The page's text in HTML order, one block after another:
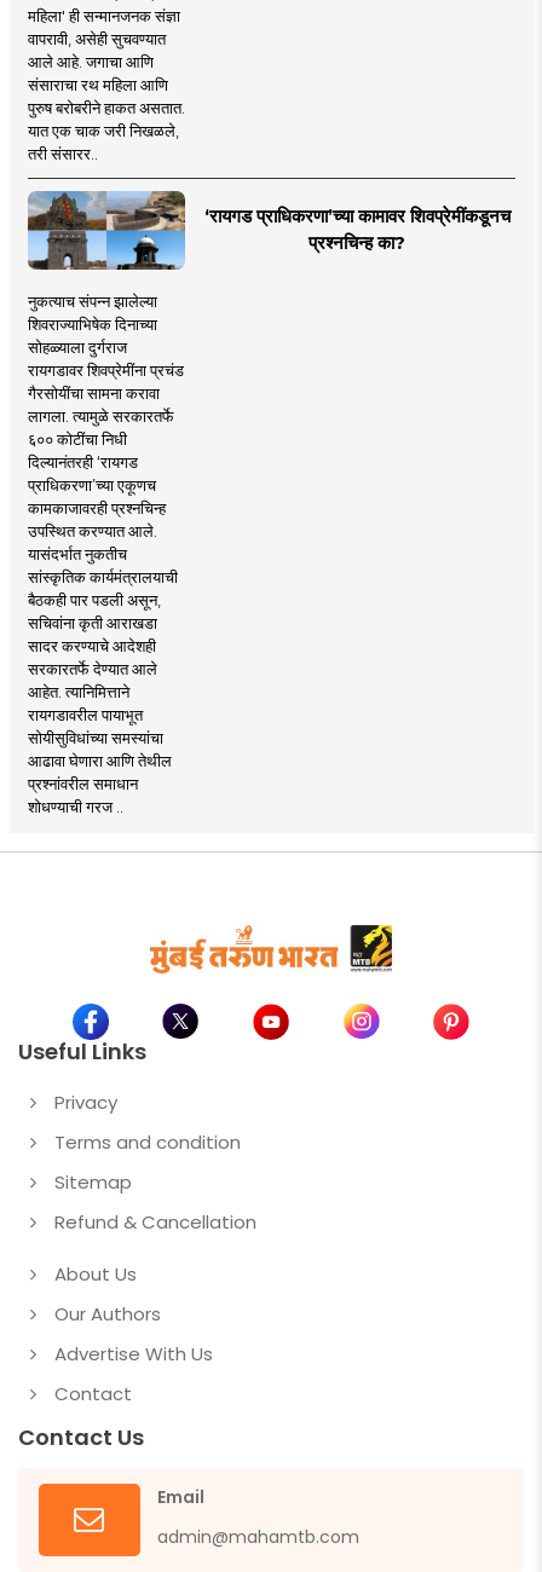
महिला' ही सन्मानजनक संज्ञा
वापरावी, असेही सुचवण्यात
आले आहे. जगाचा आणि
संसाराचा रथ महिला आणि
पुरुष बरोबरीने हाकत असतात.
यात एक चाक जरी निखळले,
तरी संसारर..
‘रायगड प्राधिकरणा’च्या कामावर शिवप्रेमींकडूनच
प्रश्नचिन्ह का?
नुकत्याच संपन्न झालेल्या
शिवराज्याभिषेक दिनाच्या
सोहळ्याला दुर्गराज
रायगडावर शिवप्रेमींना प्रचंड
गैरसोयींचा सामना करावा
लागला. त्यामुळे सरकारतर्फे
६०० कोटींचा निधी
दिल्यानंतरही ‘रायगड
प्राधिकरणा’च्या एकूणच
कामकाजावरही प्रश्नचिन्ह
उपस्थित करण्यात आले.
यासंदर्भात नुकतीच
सांस्कृतिक कार्यमंत्रालयाची
बैठकही पार पडली असून,
सचिवांना कृती आराखडा
सादर करण्याचे आदेशही
सरकारतर्फे देण्यात आले
आहेत. त्यानिमित्ताने
रायगडावरील पायाभूत
सोयीसुविधांच्या समस्यांचा
आढावा घेणारा आणि तेथील
प्रश्नांवरील समाधान
शोधण्याची गरज ..
Useful Links
Privacy
Terms and condition
Sitemap
Refund & Cancellation
About Us
Our Authors
Advertise With Us
Contact
Contact Us
Email
admin@mahamtb.com